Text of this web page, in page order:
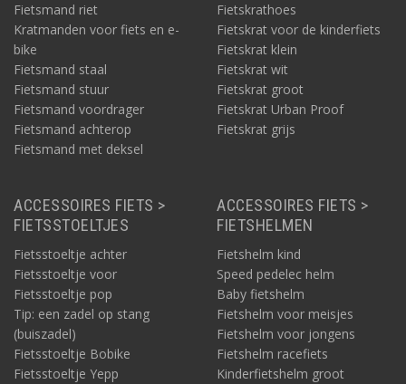
Fietsmand riet
Kratmanden voor fiets en e-
bike
Fietsmand staal
Fietsmand stuur
Fietsmand voordrager
Fietsmand achterop
Fietsmand met deksel
Fietskrathoes
Fietskrat voor de kinderfiets
Fietskrat klein
Fietskrat wit
Fietskrat groot
Fietskrat Urban Proof
Fietskrat grijs
ACCESSOIRES FIETS >
FIETSSTOELTJES
Fietsstoeltje achter
Fietsstoeltje voor
Fietsstoeltje pop
Tip: een zadel op stang
(buiszadel)
Fietsstoeltje Bobike
Fietsstoeltje Yepp
ACCESSOIRES FIETS >
FIETSHELMEN
Fietshelm kind
Speed pedelec helm
Baby fietshelm
Fietshelm voor meisjes
Fietshelm voor jongens
Fietshelm racefiets
Kinderfietshelm groot